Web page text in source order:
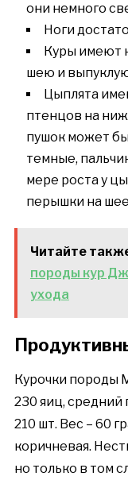
они немного
Ноги
Куры имеют
шею и
Цыплята
птенцов на
пушок может
темные,
мере роста у
перышки на
Читайте
породы кур
ухода
Курочки породы
230 яиц, средний
210 шт. Вес – 60
коричневая.
но только в том